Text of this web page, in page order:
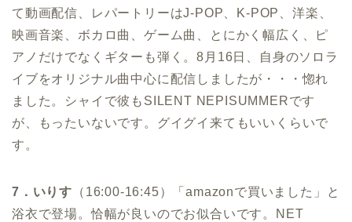
て動画配信、レパートリーはJ-POP、K-POP、洋楽、
映画音楽、ボカロ曲、ゲーム曲、とにかく幅広く、ピ
アノだけでなくギターも弾く。8月16日、自身のソロラ
イブをオリジナル曲中心に配信しましたが・・・惚れ
ました。シャイで彼もSILENT NEPISUMMERです
が、もったいないです。グイグイ来てもいいくらいで
す。
7．いりす （16:00-16:45）「amazonで買いました」と
浴衣で登場。恰幅が良いのでお似合いです。NET